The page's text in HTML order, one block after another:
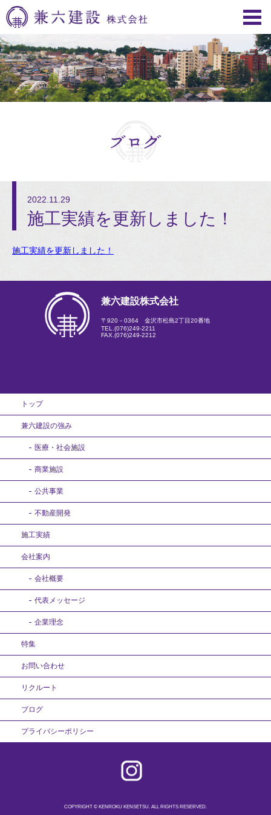
2022.11.29
施工実績を更新しました！
施工実績を更新しました！
兼六建設株式会社
〒920－0364 金沢市松島2丁目20番地
TEL.(076)249-2211
FAX.(076)249-2212
トップ
兼六建設の強み
医療・社会施設
商業施設
公共事業
不動産開発
施工実績
会社案内
会社概要
代表メッセージ
企業理念
特集
お問い合わせ
リクルート
ブログ
プライバシーポリシー
COPYRIGHT © KENROKU KENSETSU. ALL RIGHTS RESERVED.